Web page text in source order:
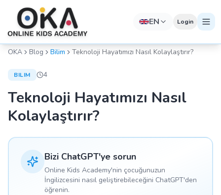
EN Login
OKA Blog Bilim Teknoloji Hayatımızı Nasıl Kolaylaştırır?
BILIM 4
Teknoloji Hayatımızı Nasıl
Kolaylaştırır?
Bizi ChatGPT'ye sorun
Online Kids Academy'nin çocuğunuzun
İngilizcesini nasıl geliştirebileceğini ChatGPT'den
öğrenin.